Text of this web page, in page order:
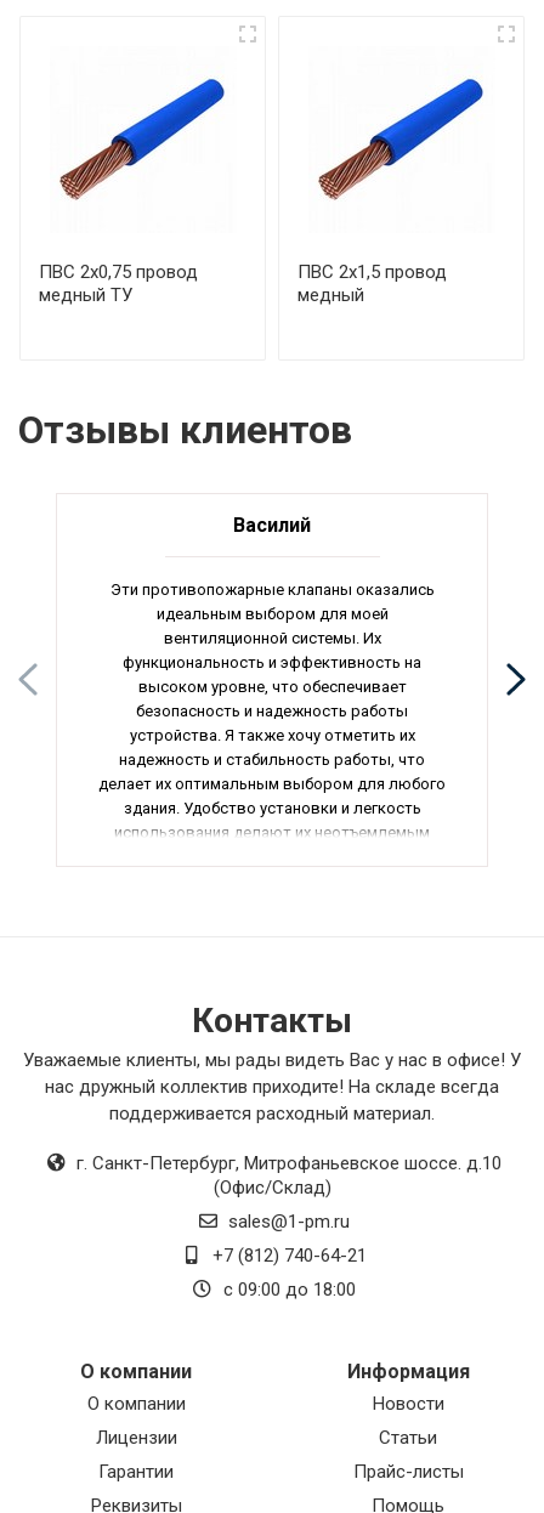
ПВС 2х0,75 провод
медный ТУ
ПВС 2х1,5 провод
медный
Отзывы клиентов
Василий
Эти противопожарные клапаны оказались
идеальным выбором для моей
вентиляционной системы. Их
функциональность и эффективность на
высоком уровне, что обеспечивает
безопасность и надежность работы
устройства. Я также хочу отметить их
надежность и стабильность работы, что
делает их оптимальным выбором для любого
здания. Удобство установки и легкость
использования делают их неотъемлемым
Контакты
Уважаемые клиенты, мы рады видеть Вас у нас в офисе! У
нас дружный коллектив приходите! На складе всегда
поддерживается расходный материал.
г. Санкт-Петербург, Митрофаньевское шоссе. д.10
(Офис/Склад)
sales@1-pm.ru
+7 (812) 740-64-21
с 09:00 до 18:00
О компании
О компании
Лицензии
Гарантии
Реквизиты
Информация
Новости
Статьи
Прайс-листы
Помощь